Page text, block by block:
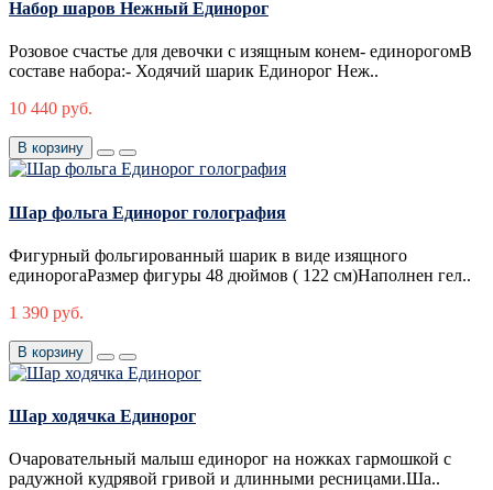
Набор шаров Нежный Единорог
Розовое счастье для девочки с изящным конем- единорогомВ
составе набора:- Ходячий шарик Единорог Неж..
10 440 руб.
В корзину
Шар фольга Единорог голография
Фигурный фольгированный шарик в виде изящного
единорогаРазмер фигуры 48 дюймов ( 122 см)Наполнен гел..
1 390 руб.
В корзину
Шар ходячка Единорог
Очаровательный малыш единорог на ножках гармошкой с
радужной кудрявой гривой и длинными ресницами.Ша..